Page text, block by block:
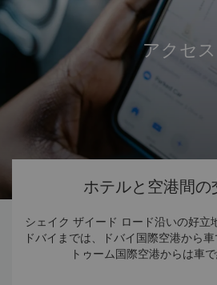
アクセス
ホテルと空港間の
シェイク ザイード ロード沿いの好立
ドバイまでは、ドバイ国際空港から
トゥーム国際空港からは車